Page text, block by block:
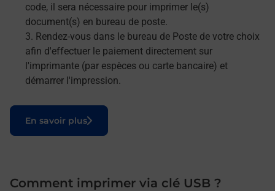
code, il sera nécessaire pour imprimer le(s)
document(s) en bureau de poste.
Rendez-vous dans le bureau de Poste de votre choix
afin d'effectuer le paiement directement sur
l'imprimante (par espèces ou carte bancaire) et
démarrer l'impression.
En savoir plus
Le lien s'ouvre dans un nouvel onglet
Comment imprimer via clé USB ?